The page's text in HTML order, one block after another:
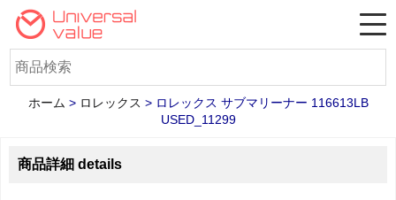
ホーム > ロレックス > ロレックス サブマリーナー 116613LB
USED_11299
商品詳細 details